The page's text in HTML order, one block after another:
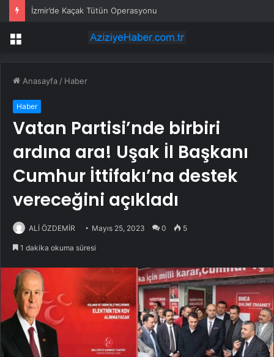
İzmir’de Kaçak Tütün Operasyonu
Menü
Anasayfa / Haber
Haber
Vatan Partisi’nde birbiri
ardına ara! Uşak İl Başkanı
Cumhur İttifakı’na destek
vereceğini açıkladı
ALİ ÖZDEMİR Mayıs 25, 2023 0 5
1 dakika okuma süresi